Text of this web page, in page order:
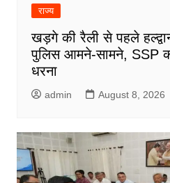
राज्य
खड़गे की रैली से पहले
पुलिस आमने-सामने, SSP
धरना
admin August 8, 2026